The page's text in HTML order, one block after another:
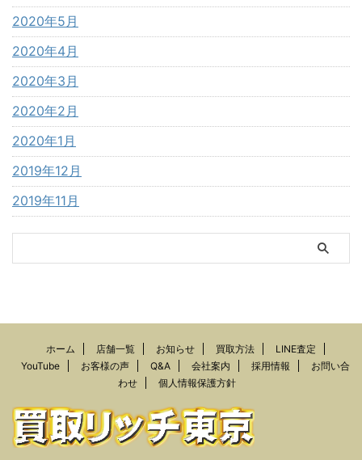
2020年5月
2020年4月
2020年3月
2020年2月
2020年1月
2019年12月
2019年11月
ホーム 店舗一覧 お知らせ 買取方法
LINE査定
YouTube
お客様の声 Q&A 会社案内 採用情報
お問い合
わせ
個人情報保護方針